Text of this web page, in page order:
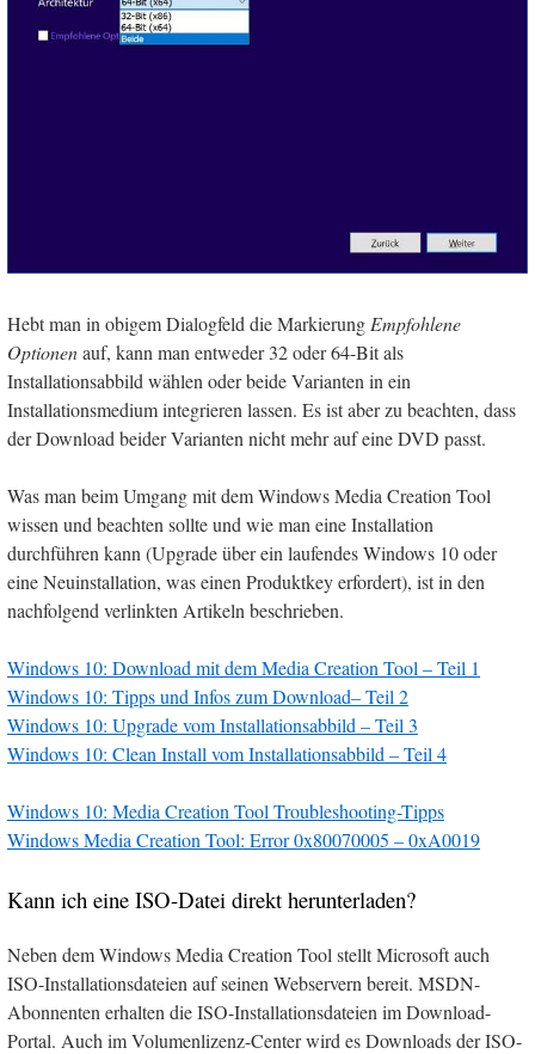
Hebt man in obigem Dialogfeld die Markierung Empfohlene
Optionenauf, kann man entweder 32 oder 64-Bit als
Installationsabbild wählen oder beide Varianten in ein
Installationsmedium integrieren lassen. Es ist aber zu beachten, dass
der Download beider Varianten nicht mehr auf eine DVD passt.
Was man beim Umgang mit dem Windows Media Creation Tool
wissen und beachten sollte und wie man eine Installation
durchführen kann (Upgrade über ein laufendes Windows 10 oder
eine Neuinstallation, was einen Produktkey erfordert), ist in den
nachfolgend verlinkten Artikeln beschrieben.
Windows 10: Download mit dem Media Creation Tool – Teil 1
Windows 10: Tipps und Infos zum Download– Teil 2
Windows 10: Upgrade vom Installationsabbild – Teil 3
Windows 10: Clean Install vom Installationsabbild – Teil 4
Windows 10: Media Creation Tool Troubleshooting-Tipps
Windows Media Creation Tool: Error 0x80070005 – 0xA0019
Kann ich eine ISO-Datei direkt herunterladen?
Neben dem Windows Media Creation Tool stellt Microsoft auch
ISO-Installationsdateien auf seinen Webservern bereit. MSDN-
Abonnenten erhalten die ISO-Installationsdateien im Download-
Portal. Auch im Volumenlizenz-Center wird es Downloads der ISO-